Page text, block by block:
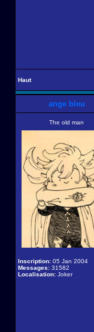
Haut
ange bleu
The old man
Inscription: 05 Jan 2004
Messages: 31582
Localisation: Joker